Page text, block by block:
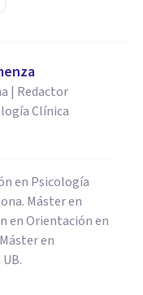
| Redactor
Clínica
en Psicología
Máster en
en Orientación en
en